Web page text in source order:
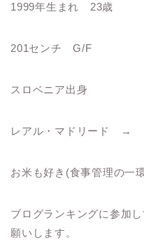
1999年生まれ 23歳
201センチ G/F
スロベニア出身
レアル・マドリード →
お米も好き(食事管理の一
ブログランキングに参加
願いします。